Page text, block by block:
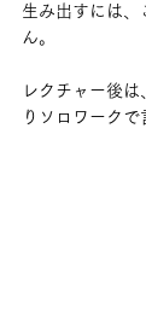
生み出すには、
ん。
レクチャー後は
りソロワークで